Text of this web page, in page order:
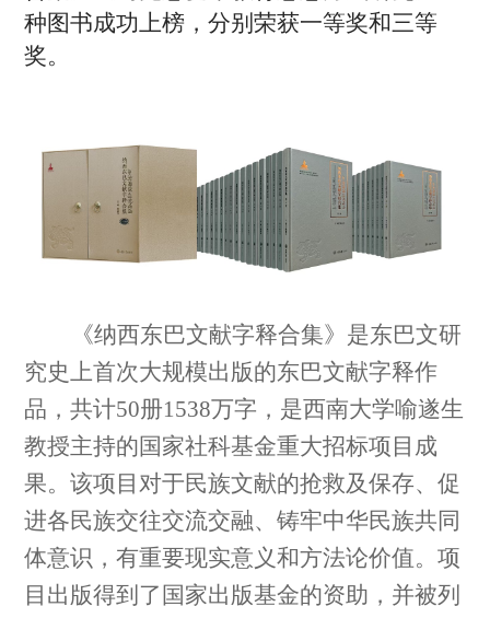
种图书成功上榜，分别荣获一等奖和三等
奖。
《纳西东巴文献字释合集》 是东巴文研
究史上首次大规模出版的东巴文献字释作
品，共计50册1538万字，是西南大学喻遂生
教授主持的国家社科基金重大招标项目成
果。该项目对于民族文献的抢救及保存、促
进各民族交往交流交融、铸牢中华民族共同
体意识，有重要现实意义和方法论价值。项
目出版得到了 国家出版基金的资助 ， 并被列